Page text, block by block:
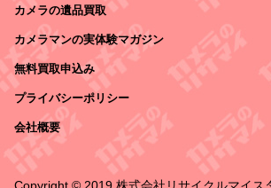
カメラの遺品買取
カメラマンの実体験マガジン
無料買取申込み
プライバシーポリシー
会社概要